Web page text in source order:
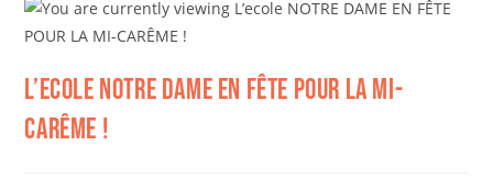
L’ecole NOTRE DAME EN FÊTE POUR LA MI-
CARÊME !